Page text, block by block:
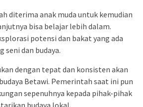
diterima anak muda untuk kemudian
bisa belajar lebih dalam.
potensi dan bakat yang ada
seni dan budaya.
dengan tepat dan konsisten akan
Betawi. Pemerintah saat ini pun
sepenuhnya kepada pihak-pihak
budaya lokal.